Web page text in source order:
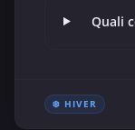
Quali
❄️ HIVER